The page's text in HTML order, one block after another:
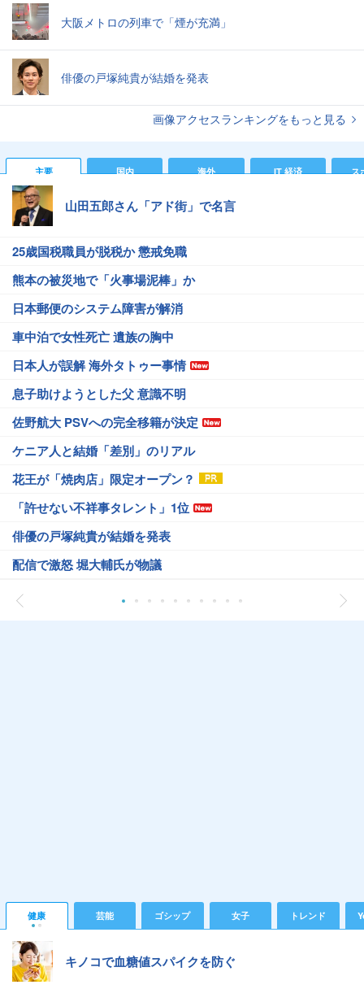
大阪メトロの列車で「煙が充満」
俳優の戸塚純貴が結婚を発表
画像アクセスランキングをもっと見る
主要 国内 海外 IT 経済 ス
山田五郎さん「アド街」で名言
25歳国税職員が脱税か 懲戒免職
熊本の被災地で「火事場泥棒」か
日本郵便のシステム障害が解消
車中泊で女性死亡 遺族の胸中
日本人が誤解 海外タトゥー事情
息子助けようとした父 意識不明
佐野航大 PSVへの完全移籍が決定
ケニア人と結婚「差別」のリアル
花王が「焼肉店」限定オープン？
「許せない不祥事タレント」1位
俳優の戸塚純貴が結婚を発表
配信で激怒 堀大輔氏が物議
健康 芸能 ゴシップ 女子 トレンド
キノコで血糖値スパイクを防ぐ